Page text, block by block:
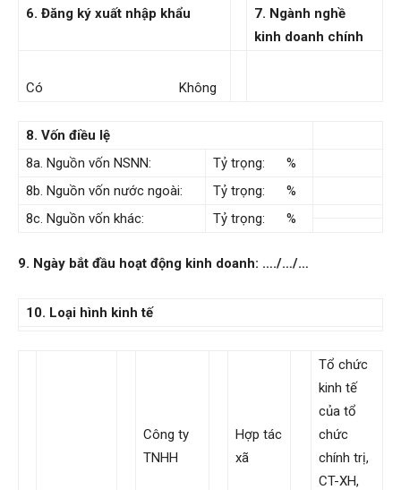
6. Đăng ký xuất nhập khẩu
7. Ngành nghề
kinh doanh chính
Có Không
8. Vốn điều lệ
8a. Nguồn vốn NSNN:
Tỷ trọng: %
8b. Nguồn vốn nước ngoài:
Tỷ trọng: %
8c. Nguồn vốn khác:
Tỷ trọng: %
9. Ngày bắt đầu hoạt động kinh doanh: …./…/…
10. Loại hình kinh tế
Công ty
TNHH
Hợp tác
xã
Tổ chức
kinh tế
của tổ
chức
chính trị,
CT-XH,